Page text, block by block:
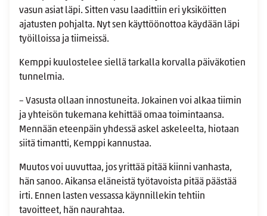
vasun asiat läpi. Sitten vasu laadittiin eri yksiköitten
ajatusten pohjalta. Nyt sen käyttöönottoa käydään läpi
työilloissa ja tiimeissä.
Kemppi kuulostelee siellä tarkalla korvalla päiväkotien
tunnelmia.
– Vasusta ollaan innostuneita. Jokainen voi alkaa tiimin
ja yhteisön tukemana kehittää omaa toimintaansa.
Mennään eteenpäin yhdessä askel askeleelta, hiotaan
siitä timantti, Kemppi kannustaa.
Muutos voi uuvuttaa, jos yrittää pitää kiinni vanhasta,
hän sanoo. Aikansa eläneistä työtavoista pitää päästää
irti. Ennen lasten vessassa käynnillekin tehtiin
tavoitteet, hän naurahtaa.